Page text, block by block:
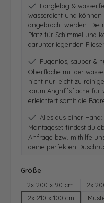
Langlebig &
wasserdicht und
angebracht werden. Die
Platz für Schimmel und
darunterliegenden
Fugenlos, sauber &
Oberfläche mit der
nicht nur leicht zu
kaum Angriffsfläche für
erleichtert somit die
Alles aus einer
Montageset findest du
Anfrage bzw. mithilfe
deine perfekten
Größe
2x 200 x 90 cm
2x
2x 210 x 100 cm